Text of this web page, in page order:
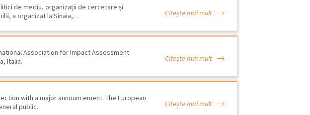
de mediu, organizații de cercetare și
a organizat la Sinaia,…
Citește mai mult
Association for Impact Assessment
Italia.
Citește mai mult
with a major announcement. The European
public.
Citește mai mult